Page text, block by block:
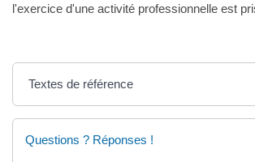
l'exercice d'une activité professionnelle est
Textes de référence
Questions ? Réponses !